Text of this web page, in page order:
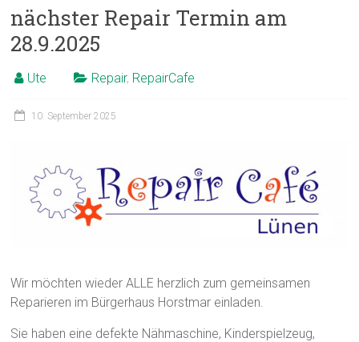
nächster Repair Termin am
28.9.2025
Ute Repair, RepairCafe
10. September 2025
Wir möchten wieder ALLE herzlich zum gemeinsamen
Reparieren im Bürgerhaus Horstmar einladen.
Sie haben eine defekte Nähmaschine, Kinderspielzeug,